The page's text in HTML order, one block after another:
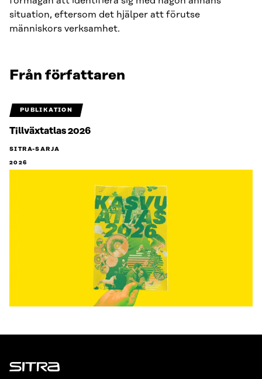
situation, eftersom det hjälper att förutse
människors verksamhet.
Från författaren
PUBLIKATION
Tillväxtatlas 2026
SITRA-SARJA
2026
Sitra